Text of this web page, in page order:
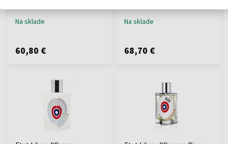
Na sklade
60,80 €
Na sklade
68,70 €